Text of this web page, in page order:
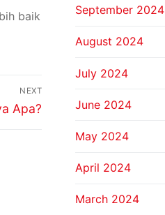
baik
NEXT
Apa?
September 2024
August 2024
July 2024
June 2024
May 2024
April 2024
March 2024